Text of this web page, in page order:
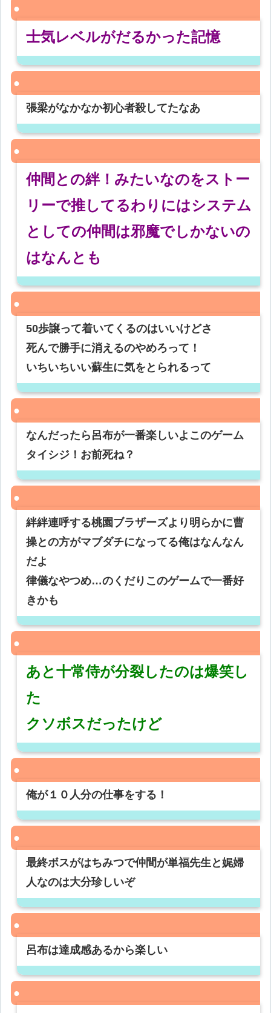
士気レベルがだるかった記憶
張梁がなかなか初心者殺してたなあ
仲間との絆！みたいなのをストー
リーで推してるわりにはシステム
としての仲間は邪魔でしかないの
はなんとも
50歩譲って着いてくるのはいいけどさ
死んで勝手に消えるのやめろって！
いちいちいい蘇生に気をとられるって
なんだったら呂布が一番楽しいよこのゲーム
タイシジ！お前死ね？
絆絆連呼する桃園ブラザーズより明らかに曹
操との方がマブダチになってる俺はなんなん
だよ
律儀なやつめ…のくだりこのゲームで一番好
きかも
あと十常侍が分裂したのは爆笑し
た
クソボスだったけど
俺が１０人分の仕事をする！
最終ボスがはちみつで仲間が単福先生と娓婦
人なのは大分珍しいぞ
呂布は達成感あるから楽しい